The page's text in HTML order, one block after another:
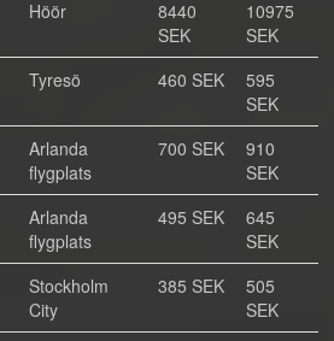
Höör
8440
SEK
10975
SEK
Tyresö 460 SEK
595
SEK
Arlanda
flygplats
700 SEK
910
SEK
Arlanda
flygplats
495 SEK
645
SEK
Stockholm
City
385 SEK
505
SEK